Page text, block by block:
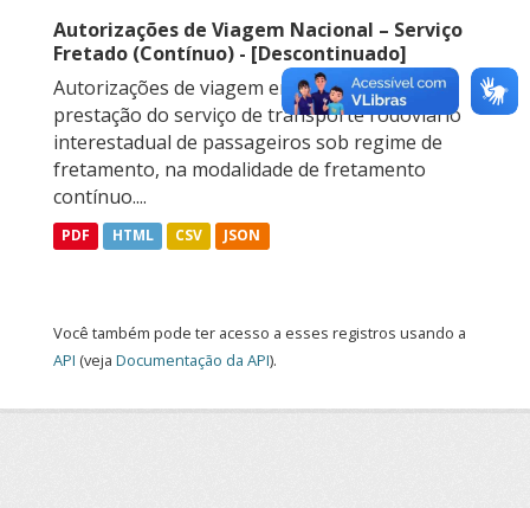
Autorizações de Viagem Nacional – Serviço
Fretado (Contínuo) - [Descontinuado]
Autorizações de viagem emitidas para a
prestação do serviço de transporte rodoviário
interestadual de passageiros sob regime de
fretamento, na modalidade de fretamento
contínuo....
PDF HTML CSV JSON
Você também pode ter acesso a esses registros usando a
API (veja Documentação da API).